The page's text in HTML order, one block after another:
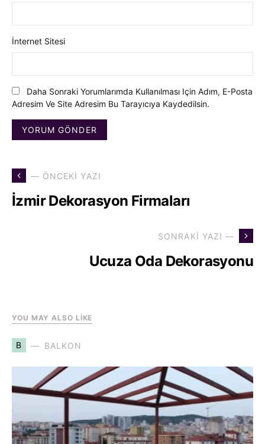
İnternet Sitesi
Daha Sonraki Yorumlarımda Kullanılması Için Adım, E-Posta
Adresim Ve Site Adresim Bu Tarayıcıya Kaydedilsin.
— ÖNCEKI YAZI
İzmir Dekorasyon Firmaları
SONRAKI YAZI —
Ucuza Oda Dekorasyonu
YOU MAY ALSO LIKE
B BALKON